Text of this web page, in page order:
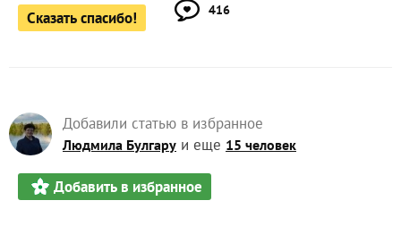
Сказать спасибо! 416
Добавили статью в избранное
Людмила Булгару и еще 15 человек
Добавить в избранное